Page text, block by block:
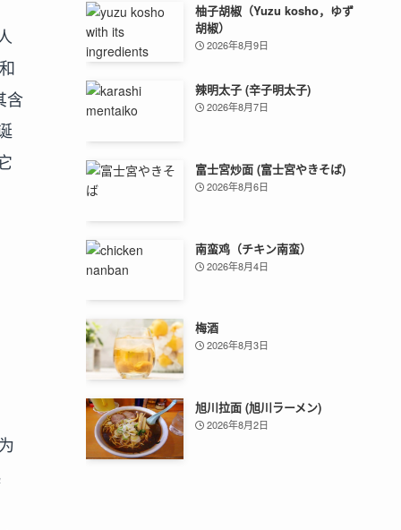
含
柚子胡椒（Yuzu kosho，ゆず
胡椒）
2026年8月9日
辣明太子 (辛子明太子)
2026年8月7日
富士宮炒面 (富士宮やきそば)
2026年8月6日
南蛮鸡（チキン南蛮）
2026年8月4日
梅酒
2026年8月3日
旭川拉面 (旭川ラーメン)
2026年8月2日